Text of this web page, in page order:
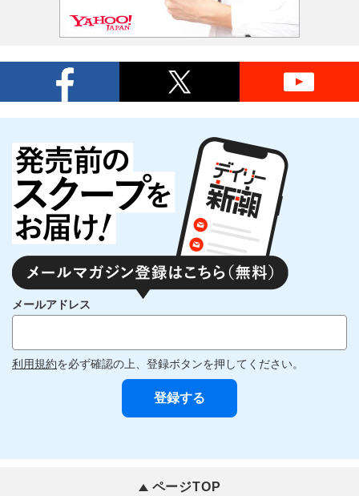
メールアドレス
利用規約を必ず確認の上、登録ボタンを押してください。
ページTOP